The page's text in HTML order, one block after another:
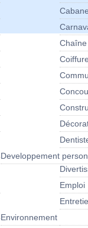
Developpement
Emploi
Environnement